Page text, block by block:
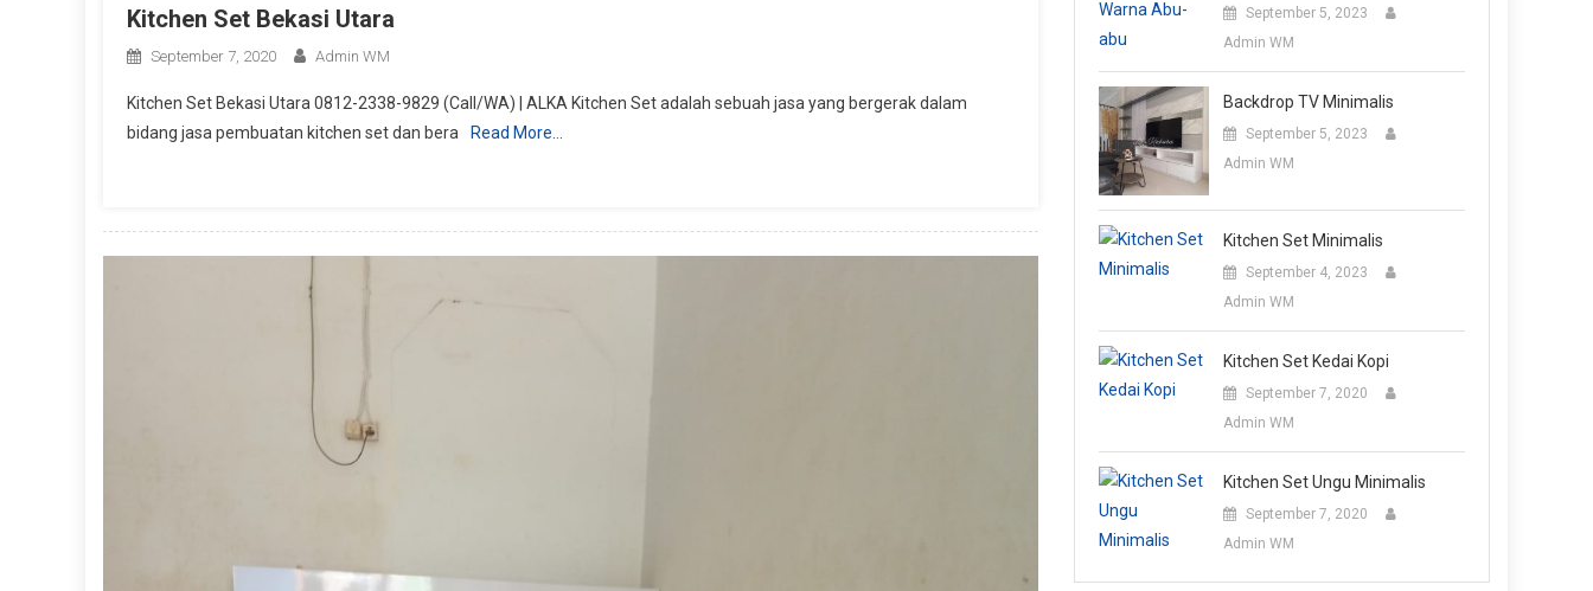
Kitchen Set Bekasi Utara
September 7, 2020 Admin WM
Kitchen Set Bekasi Utara 0812-2338-9829 (Call/WA) | ALKA Kitchen Set adalah sebuah jasa yang bergerak dalam
bidang jasa pembuatan kitchen set dan bera
Read More…
September 5, 2023
Admin WM
Backdrop TV Minimalis
September 5, 2023
Admin WM
Kitchen Set Minimalis
September 4, 2023
Admin WM
Kitchen Set Kedai Kopi
September 7, 2020
Admin WM
Kitchen Set Ungu Minimalis
September 7, 2020
Admin WM